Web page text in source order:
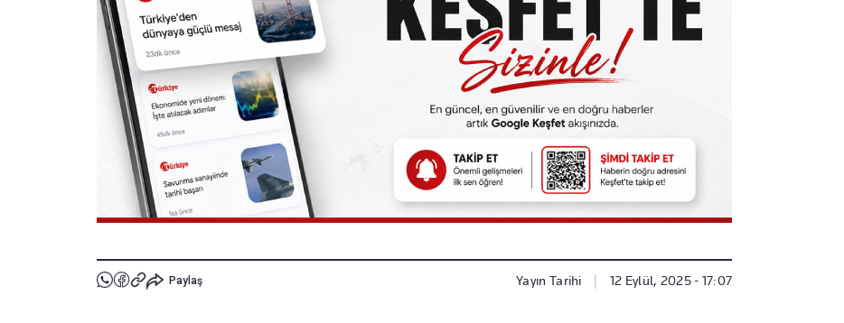
Paylaş Yayın Tarihi 12 Eylül, 2025 - 17:07